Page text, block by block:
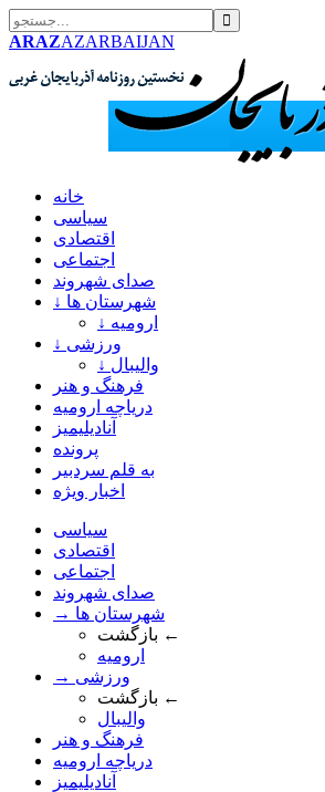
ARAZAZARBAIJAN
خانه
سیاسی
اقتصادی
اجتماعی
صدای شهروند
↓ شهرستان ها
↓ ارومیه
↓ ورزشی
↓ والیبال
فرهنگ و هنر
دریاچه ارومیه
آنادیلیمیز
پرونده
به قلم سردبیر
اخبار ویژه
سیاسی
اقتصادی
اجتماعی
صدای شهروند
→ شهرستان ها
بازگشت ←
ارومیه
→ ورزشی
بازگشت ←
والیبال
فرهنگ و هنر
دریاچه ارومیه
آنادیلیمیز